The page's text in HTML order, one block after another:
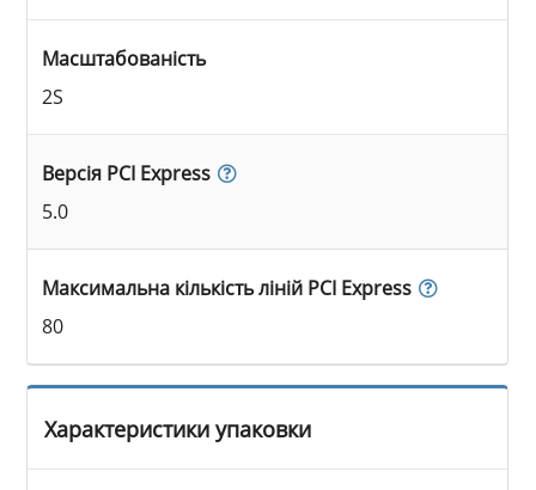
Масштабованість
2S
Версія PCI Express
5.0
Максимальна кількість ліній PCI Express
80
Характеристики упаковки